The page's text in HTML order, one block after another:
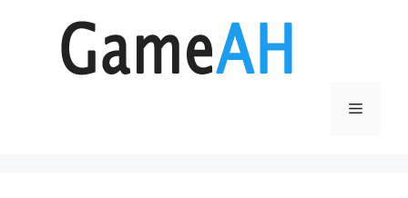
Menu